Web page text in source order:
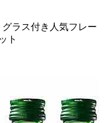
グラス付き人気フレー
ト